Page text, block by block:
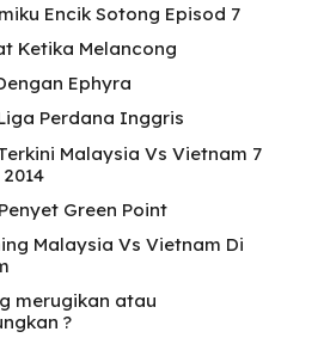
Encik Sotong Episod 7
Ketika Melancong
Ephyra
Perdana Inggris
Malaysia Vs Vietnam 7
Green Point
Malaysia Vs Vietnam Di
merugikan atau
?